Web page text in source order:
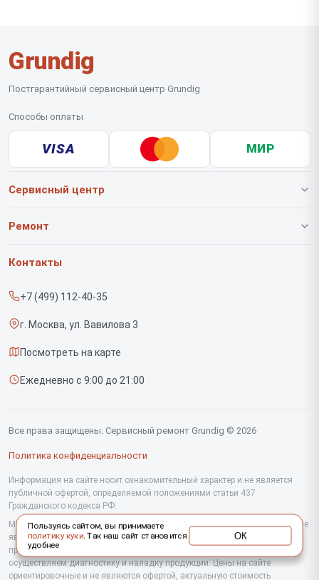
Grundig
Постгарантийный сервисный центр Grundig
Способы оплаты
VISA МИР
Сервисный центр
О нашем сервисе
Срочный ремонт
Доставка и способы оплаты
Диагностика
Контакты
Ремонт
Роботов-пылесосов
Сушильных машин
Кофеварок
Телевизоров
Посудомоечных машин
Стиральных машин
Контакты
+7 (499) 112-40-35
г. Москва, ул. Вавилова 3
Посмотреть на карте
Ежедневно с 9:00 до 21:00
Все права защищены. Сервисный ремонт Grundig © 2026
Политика конфиденциальности
Информация на сайте носит ознакомительный характер и не является
публичной офертой, определяемой положениями статьи 437
Гражданского кодекса РФ.
Мы специализируемся на обслуживании и ремонте техники Grundig, но не
являемся их официальным представителем. Предоставляем
профессиональные услуги после истечения гарантии, а также
осуществляем диагностику и наладку продукции. Цены на сайте
ориентировочные и не являются офертой, актуальную стоимость
Пользуясь сайтом, вы принимаете
политику куки. Так наш сайт становится
удобнее
ОК